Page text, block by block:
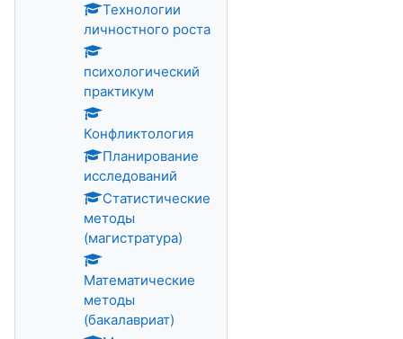
Технологии
личностного роста
психологический
практикум
Конфликтология
Планирование
исследований
Статистические
методы
(магистратура)
Математические
методы
(бакалавриат)